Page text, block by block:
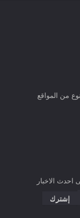
من المواقع
احدث الاخبار